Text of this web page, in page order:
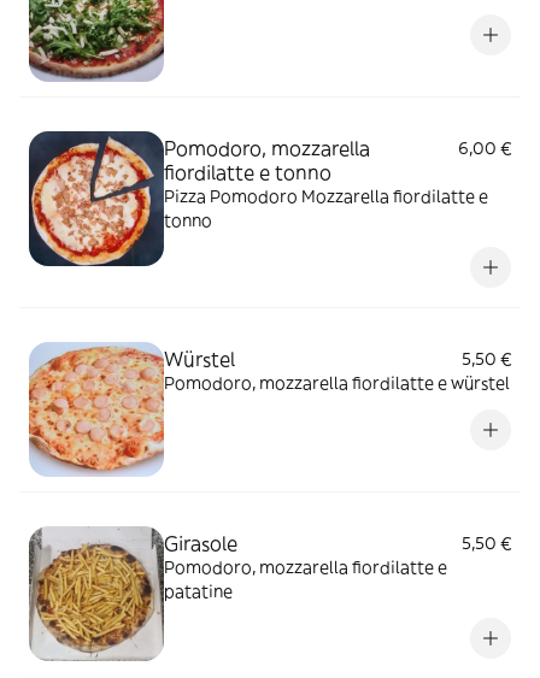
Pomodoro, mozzarella
fiordilatte e tonno
6,00 €
Pizza Pomodoro Mozzarella fiordilatte e
tonno
Würstel
5,50 €
Pomodoro, mozzarella fiordilatte e würstel
Girasole
5,50 €
Pomodoro, mozzarella fiordilatte e
patatine